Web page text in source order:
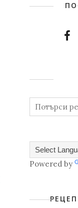
Powered by